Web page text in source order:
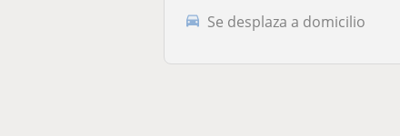
Se desplaza a domicilio